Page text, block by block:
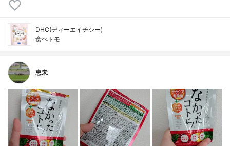
DHC(ディーエイチシー)
食べトモ
恵未